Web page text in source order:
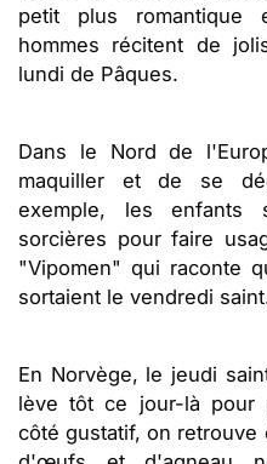
petit plus
hommes récitent de
lundi de Pâques.
Dans le Nord de
maquiller et de se
exemple, les enfants
sorcières pour faire
"Vipomen" qui raconte
sortaient le vendredi
En Norvège, le jeudi
lève tôt ce jour-là pour
côté gustatif, on retrouve